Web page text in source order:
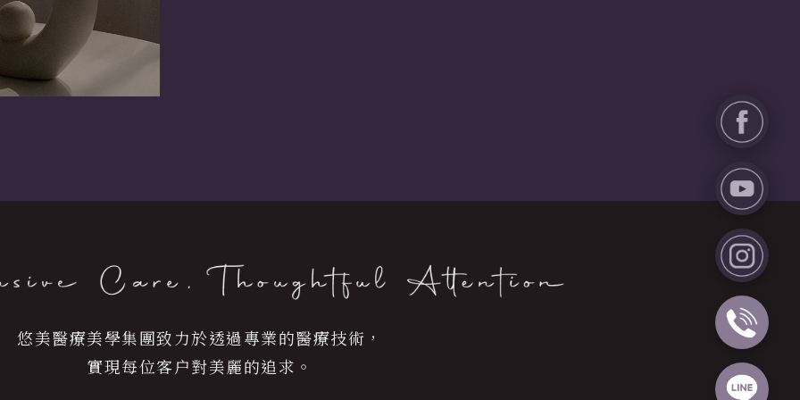
悠美醫療美學集團致力於透過專業的醫療技術，
實現每位客户對美麗的追求。